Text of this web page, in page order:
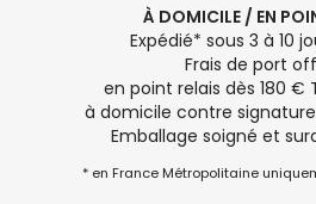
À DOMICILE / EN
Expédié* sous 3 à 10
Frais de port
en point relais dès 180 €
à domicile contre
Emballage soigné et
* en France Métropolitaine